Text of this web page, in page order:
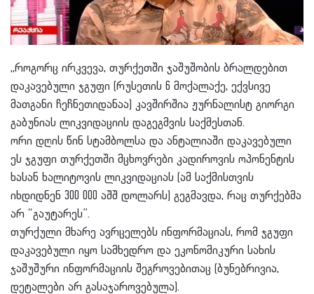
,,როგორც ირკვევა, თურქეთში ჯაშუშობის ბრალდებით
დაკავებული ჯგუფი (რუსეთის 6 მოქალაქე, ექვსივე
მათგანი ჩეჩნეთიდანაა) კავშირშია ჟურნალისტ გიორგი
გაბუნიას ლიკვიდაციის დაგეგმვის საქმესთან.
ორი დღის წინ სტამბოლსა და ანტალიაში დაკავებული
ეს ჯგუფი თურქეთში მცხოვრები კადიროვის ოპონენტის
ხასან ხალიტოვის ლიკვიდაციას (ამ საქმისთვის
იხდიდნენ 300 000 აშშ დოლარს) გეგმავდა, რაც თურქებმა
არ “გაუტარეს”.
თურქული მხარე ავრცელებს ინფორმაციას, რომ ჯგუფი
დაკავებული იყო სამხედრო და ეკონომიკური სახის
ჯაშუშური ინფორმაციის შეგროვებითაც (ბუნებრივია,
დეტალები არ გასაჯაროვებულა).